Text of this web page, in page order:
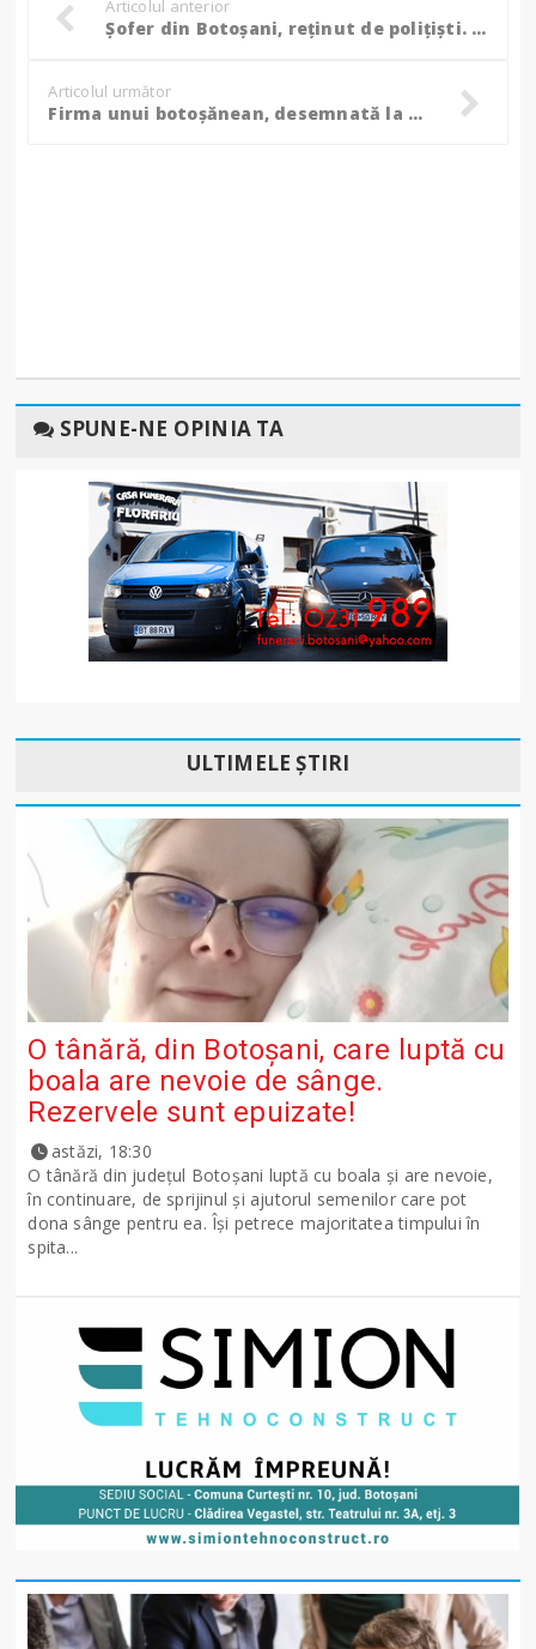
Articolul anterior
Șofer din Botoșani, reținut de polițiști. A fost prins cu o alcoolemie de 1,18!
Articolul următor
Firma unui botoșănean, desemnată la Madrid ”cea mai bună firmă de avocatură din România”!
SPUNE-NE OPINIA TA
ULTIMELE ȘTIRI
O tânără, din Botoșani, care luptă cu
boala are nevoie de sânge.
Rezervele sunt epuizate!
astăzi, 18:30
O tânără din județul Botoșani luptă cu boala și are nevoie,
în continuare, de sprijinul și ajutorul semenilor care pot
dona sânge pentru ea. Își petrece majoritatea timpului în
spita...